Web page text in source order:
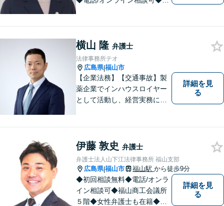
話しにくいことも安心してご
相談ください。あなたの気持
ちに寄り添い、丁寧にお応え
します。
横山 隆 弁護士
法律事務所テオ
広島県|福山市
【企業法務】【交通事故】製
薬企業でインハウスロイヤー
として活動し、経営実務に深
詳細を見
る
伊藤 敦史 弁護士
弁護士法人山下江法律事務所 福山支部
広島県|福山市 福山駅 から徒歩9分
◆初回相談無料◆電話/オンラ
イン相談可◆福山商工会議所
５階◆女性弁護士も在籍◆刑
詳細を見
る